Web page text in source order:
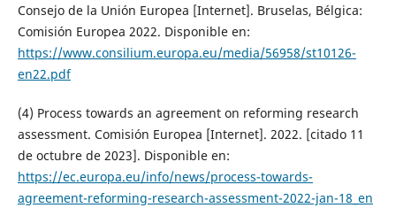
Consejo de la Unión Europea [Internet]. Bruselas, Bélgica:
Comisión Europea 2022. Disponible en:
https://www.consilium.europa.eu/media/56958/st10126-
en22.pdf
(4) Process towards an agreement on reforming research
assessment. Comisión Europea [Internet]. 2022. [citado 11
de octubre de 2023]. Disponible en:
https://ec.europa.eu/info/news/process-towards-
agreement-reforming-research-assessment-2022-jan-18_en